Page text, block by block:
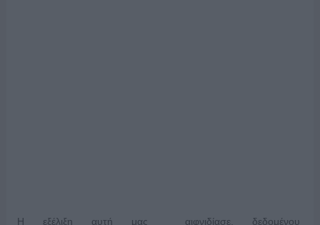
Η εξέλιξη αυτή μας αιφνιδίασε, δεδομένου